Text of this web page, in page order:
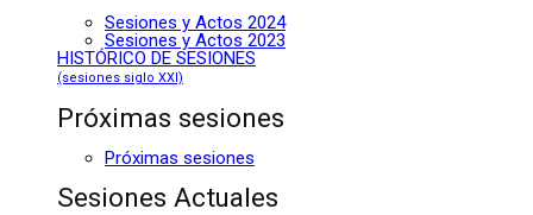
Sesiones y Actos 2024
Sesiones y Actos 2023
HISTÓRICO DE SESIONES
(sesiones siglo XXI)
Próximas sesiones
Próximas sesiones
Sesiones Actuales